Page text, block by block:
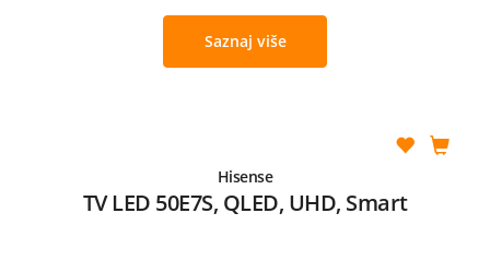
Saznaj više
Hisense
TV LED 50E7S, QLED, UHD, Smart